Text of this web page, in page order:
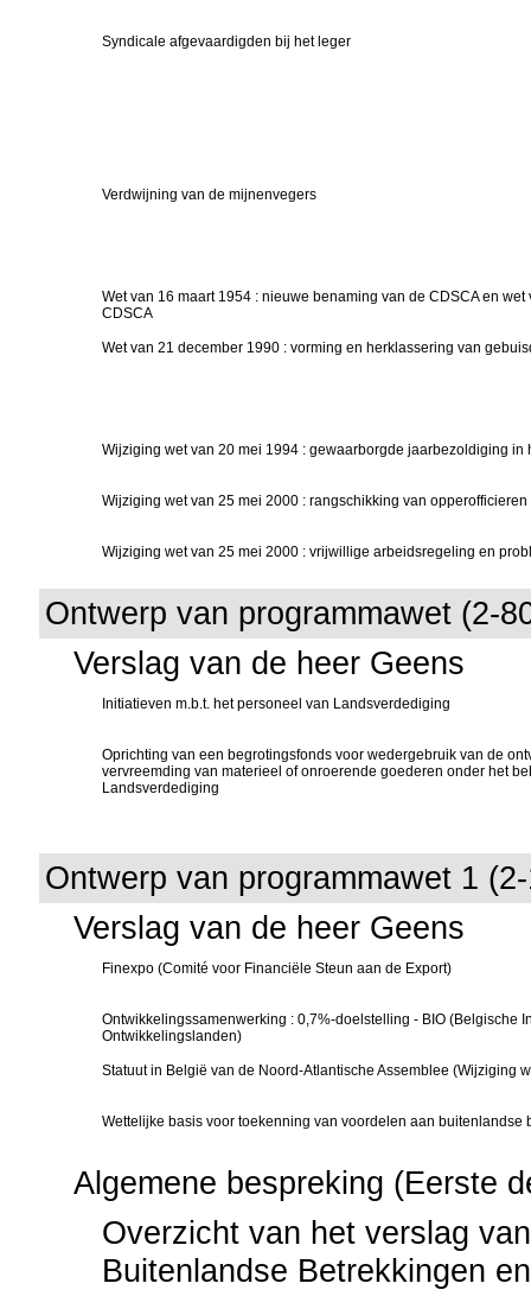
Syndicale afgevaardigden bij het leger
Verdwijning van de mijnenvegers
Wet van 16 maart 1954 : nieuwe benaming van de CDSCA en
CDSCA
Wet van 21 december 1990 : vorming en herklassering van
Wijziging wet van 20 mei 1994 : gewaarborgde jaarbezoldiging in
Wijziging wet van 25 mei 2000 : rangschikking van
Wijziging wet van 25 mei 2000 : vrijwillige arbeidsregeling en
Ontwerp van programmawet (2-
Verslag van de heer Geens
Initiatieven m.b.t. het personeel van Landsverdediging
Oprichting van een begrotingsfonds voor wedergebruik van de
vervreemding van materieel of onroerende goederen onder het
Landsverdediging
Ontwerp van programmawet 1
Verslag van de heer Geens
Finexpo (Comité voor Financiële Steun aan de Export)
Ontwikkelingssamenwerking : 0,7%-doelstelling - BIO (Belgische
Ontwikkelingslanden)
Statuut in België van de Noord-Atlantische Assemblee (Wijziging
Wettelijke basis voor toekenning van voordelen aan
Algemene bespreking (Eerste
Overzicht van het verslag
Buitenlandse Betrekkingen en